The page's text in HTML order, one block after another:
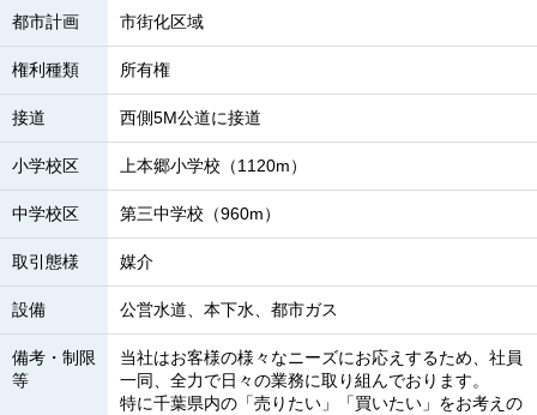
都市計画 市街化区域
権利種類 所有権
接道 西側5M公道に接道
小学校区 上本郷小学校（1120m）
中学校区 第三中学校（960m）
取引態様 媒介
設備 公営水道、本下水、都市ガス
備考・制限
等
当社はお客様の様々なニーズにお応えするため、社員
一同、全力で日々の業務に取り組んでおります。
特に千葉県内の「売りたい」「買いたい」をお考えの